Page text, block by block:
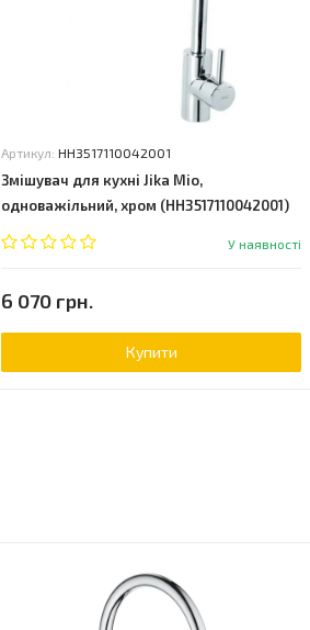
Артикул: HH3517110042001
Змішувач для кухні Jika Mio,
одноважільний, хром (HH3517110042001)
У наявності
6 070 грн.
Купити